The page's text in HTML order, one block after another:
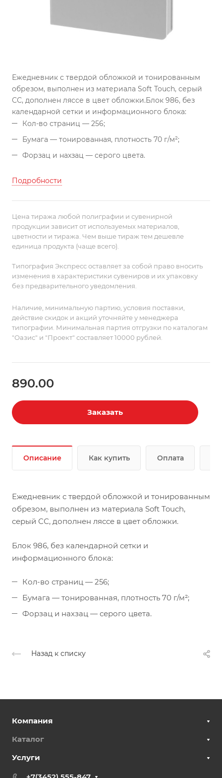
Ежедневник с твердой обложкой и тонированным
обрезом, выполнен из материала Soft Touch, серый
СС, дополнен ляссе в цвет обложки.Блок 986, без
календарной сетки и информационного блока:
Кол-во страниц — 256;
Бумага — тонированная, плотность 70 г/м²;
Форзац и нахзац — серого цвета.
Подробности
Цена тиража любой полиграфии и сувенирной
продукции зависит от используемых материалов,
цветности и тиража. Чем выше тираж тем дешевле
единица продукта (чаще всего).
Типография Экспресс оставляет за собой право вносить
изменения в характеристики сувениров и их упаковку
без предварительного уведомления.
Наличие, минимальную партию, условия поставки,
действие скидок и акций уточняйте у менеджера
типографии. Минимальная партия отгрузки по каталогам
"Оазис" и "Проект" составляет 10000 рублей.
890.00
Заказать
Описание Как купить Оплата
Ежедневник с твердой обложкой и тонированным
обрезом, выполнен из материала Soft Touch,
серый СС, дополнен ляссе в цвет обложки.
Блок 986, без календарной сетки и
информационного блока:
Кол-во страниц — 256;
Бумага — тонированная, плотность 70 г/м²;
Форзац и нахзац — серого цвета.
Назад к списку
Компания
Каталог
Услуги